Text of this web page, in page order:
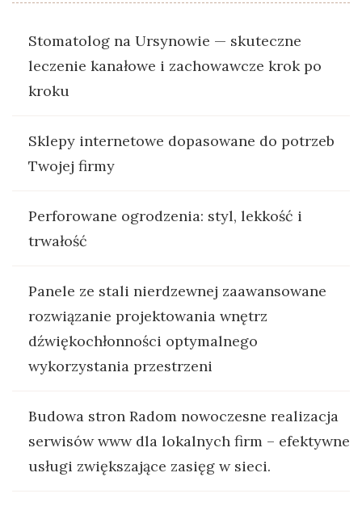
Stomatolog na Ursynowie — skuteczne
leczenie kanałowe i zachowawcze krok po
kroku
Sklepy internetowe dopasowane do potrzeb
Twojej firmy
Perforowane ogrodzenia: styl, lekkość i
trwałość
Panele ze stali nierdzewnej zaawansowane
rozwiązanie projektowania wnętrz
dźwiękochłonności optymalnego
wykorzystania przestrzeni
Budowa stron Radom nowoczesne realizacja
serwisów www dla lokalnych firm – efektywne
usługi zwiększające zasięg w sieci.